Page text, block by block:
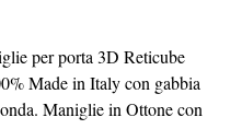
per porta 3D Reticube
Made in Italy con gabbia
Maniglie in Ottone con